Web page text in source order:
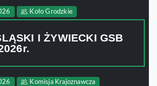
Koło Grodzkie
I ŻYWIECKI GSB
Komisja Krajoznawcza